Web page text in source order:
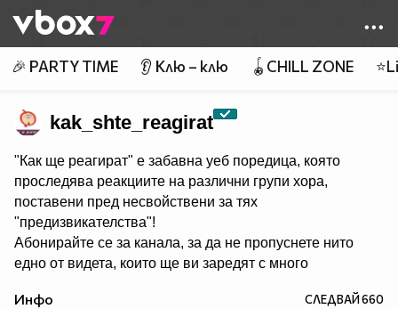
👾
🎉 PARTY TIME 👂 Клю – клю 🪀CHILL ZONE
kak_shte_reagirat
"Как ще реагират" е забавна уеб поредица, която
проследява реакциите на различни групи хора,
поставени пред несвойствени за тях
"предизвикателства"!
Абонирайте се за канала, за да не пропуснете нито
едно от видета, които ще ви заредят с много
Инфо СЛЕДВАЙ660